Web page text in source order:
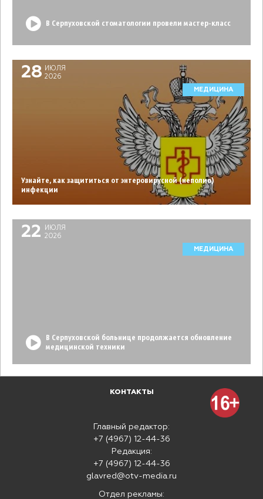
В Серпуховской стоматологии провели мастер-класс
28
ИЮЛЯ
2026
МЕДИЦИНА
Узнайте, как защититься от энтеровирусной (неполио)
инфекции
22
ИЮЛЯ
2026
МЕДИЦИНА
В Серпуховской больнице продолжается обновление
медицинской техники
КОНТАКТЫ
Главный редактор:
+7 (4967) 12-44-36
Редакция:
+7 (4967) 12-44-36
glavred@otv-media.ru
Отдел рекламы: